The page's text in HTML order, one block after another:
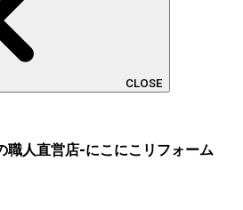
CLOSE
職人直営店-にこにこリフォーム